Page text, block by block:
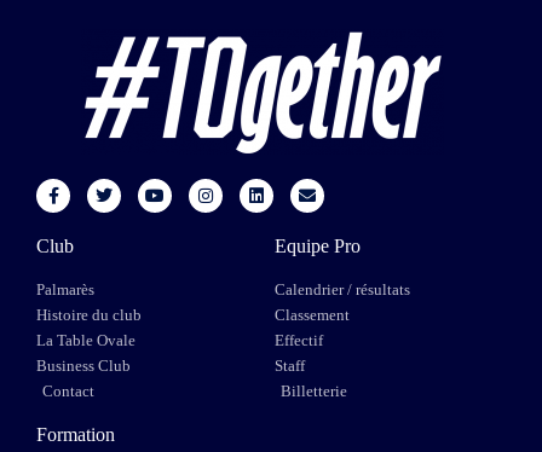
Club
Palmarès
Histoire du club
La Table Ovale
Business Club
Contact
Equipe Pro
Calendrier / résultats
Classement
Effectif
Staff
Billetterie
Formation